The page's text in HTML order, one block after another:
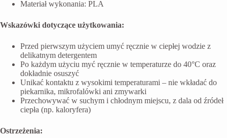
Materiał wykonania: PLA
Wskazówki dotyczące użytkowania:
Przed pierwszym użyciem umyć ręcznie w ciepłej wodzie z
delikatnym detergentem
Po każdym użyciu myć ręcznie w temperaturze do 40°C oraz
dokładnie osuszyć
Unikać kontaktu z wysokimi temperaturami – nie wkładać do
piekarnika, mikrofalówki ani zmywarki
Przechowywać w suchym i chłodnym miejscu, z dala od źródeł
ciepła (np. kaloryfera)
Ostrzeżenia: